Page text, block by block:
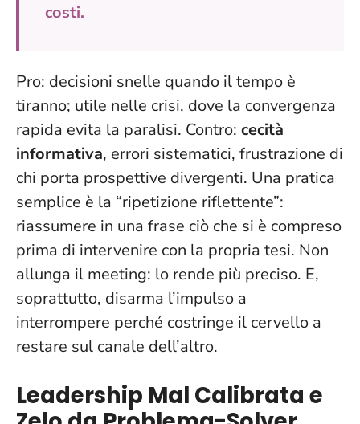
costi.
Pro: decisioni snelle quando il tempo è
tiranno; utile nelle crisi, dove la convergenza
rapida evita la paralisi. Contro: cecità
informativa, errori sistematici, frustrazione di
chi porta prospettive divergenti. Una pratica
semplice è la “ripetizione riflettente”:
riassumere in una frase ciò che si è compreso
prima di intervenire con la propria tesi. Non
allunga il meeting: lo rende più preciso. E,
soprattutto, disarma l’impulso a
interrompere perché costringe il cervello a
restare sul canale dell’altro.
Leadership Mal Calibrata e